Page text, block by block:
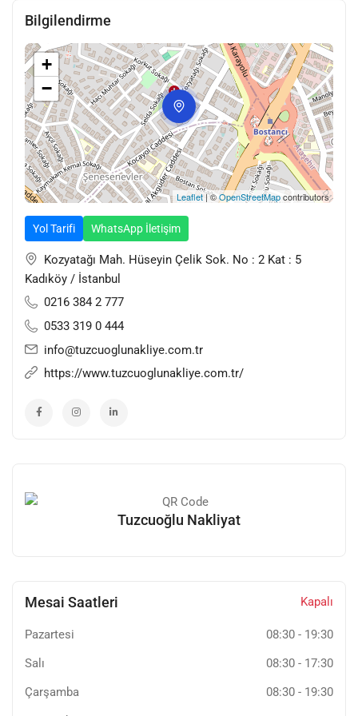
kaliteli hijyenik ambalaj malzemelerimiz, güvenlikli
depolarımız ile
uzun yıllara dayanan güvenini ve saygısını kazanmanın haklı
gururunu yaşamaktayız.
Saygıdeğer müşterilerimiz 7/24 kurumsal danışma hattımız ile
iletişime geçerek öneri talep ve görüşlerini bildirip
hizmetlerimiz hakkında detaylı bilgi alabilirler.
Bilgilendirme
+
−
Leaflet| ©OpenStreetMapcontributors
Yol Tarifi WhatsApp İletişim
Kozyatağı Mah. Hüseyin Çelik Sok. No : 2 Kat : 5
Kadıköy / İstanbul
0216 384 2 777
0533 319 0 444
info@tuzcuoglunakliye.com.tr
https://www.tuzcuoglunakliye.com.tr/
Tuzcuoğlu Nakliyat
Mesai Saatleri Kapalı
Pazartesi 08:30 - 19:30
Salı
08:30 - 17:30
Çarşamba
08:30 - 19:30